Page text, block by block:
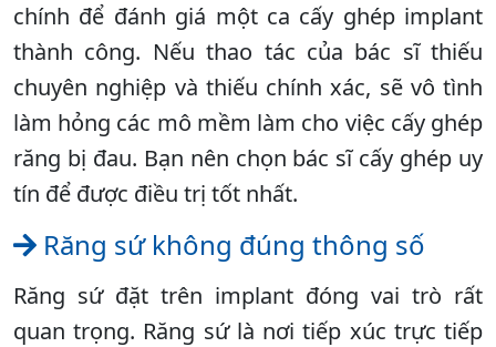
chính để đánh giá một ca cấy ghép implant
thành công. Nếu thao tác của bác sĩ thiếu
chuyên nghiệp và thiếu chính xác, sẽ vô tình
làm hỏng các mô mềm làm cho việc cấy ghép
răng bị đau. Bạn nên chọn bác sĩ cấy ghép uy
tín để được điều trị tốt nhất.
Răng sứ không đúng thông số
Răng sứ đặt trên implant đóng vai trò rất
quan trọng. Răng sứ là nơi tiếp xúc trực tiếp